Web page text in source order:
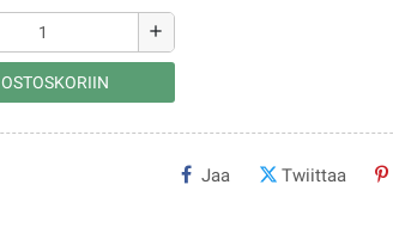
add
OSTOSKORIIN
Jaa Twiittaa